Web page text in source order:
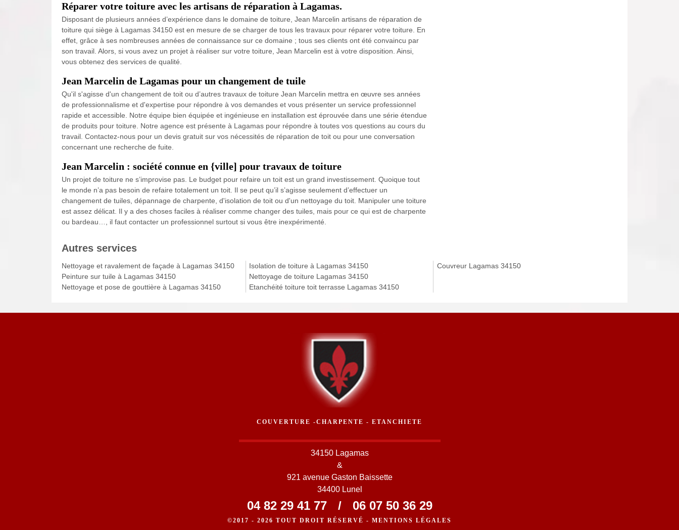
Réparer votre toiture avec les artisans de réparation à Lagamas.
Disposant de plusieurs années d’expérience dans le domaine de toiture, Jean Marcelin artisans de réparation de
toiture qui siège à Lagamas 34150 est en mesure de se charger de tous les travaux pour réparer votre toiture. En
effet, grâce à ses nombreuses années de connaissance sur ce domaine ; tous ses clients ont été convaincu par
son travail. Alors, si vous avez un projet à réaliser sur votre toiture, Jean Marcelin est à votre disposition. Ainsi,
vous obtenez des services de qualité.
Jean Marcelin de Lagamas pour un changement de tuile
Qu'il s'agisse d'un changement de toit ou d’autres travaux de toiture Jean Marcelin mettra en œuvre ses années
de professionnalisme et d'expertise pour répondre à vos demandes et vous présenter un service professionnel
rapide et accessible. Notre équipe bien équipée et ingénieuse en installation est éprouvée dans une série étendue
de produits pour toiture. Notre agence est présente à Lagamas pour répondre à toutes vos questions au cours du
travail. Contactez-nous pour un devis gratuit sur vos nécessités de réparation de toit ou pour une conversation
concernant une recherche de fuite.
Jean Marcelin : société connue en {ville] pour travaux de toiture
Un projet de toiture ne s’improvise pas. Le budget pour refaire un toit est un grand investissement. Quoique tout
le monde n’a pas besoin de refaire totalement un toit. Il se peut qu’il s’agisse seulement d’effectuer un
changement de tuiles, dépannage de charpente, d'isolation de toit ou d'un nettoyage du toit. Manipuler une toiture
est assez délicat. Il y a des choses faciles à réaliser comme changer des tuiles, mais pour ce qui est de charpente
ou bardeau…, il faut contacter un professionnel surtout si vous être inexpérimenté.
Autres services
Nettoyage et ravalement de façade à Lagamas 34150
Peinture sur tuile à Lagamas 34150
Nettoyage et pose de gouttière à Lagamas 34150
Isolation de toiture à Lagamas 34150
Nettoyage de toiture Lagamas 34150
Etanchéité toiture toit terrasse Lagamas 34150
Couvreur Lagamas 34150
COUVERTURE -CHARPENTE - ETANCHIETE
34150 Lagamas
&
921 avenue Gaston Baissette
34400 Lunel
04 82 29 41 77 / 06 07 50 36 29
©2017 - 2026 TOUT DROIT RÉSERVÉ - MENTIONS LÉGALES